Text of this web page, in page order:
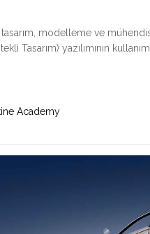
tasarım, modelleme ve
Tasarım) yazılımının
Academy